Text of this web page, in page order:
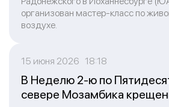
организован мастер-класс по
воздухе.
15 июня 2026 18:18
В Неделю 2-ю по
севере Мозамбика